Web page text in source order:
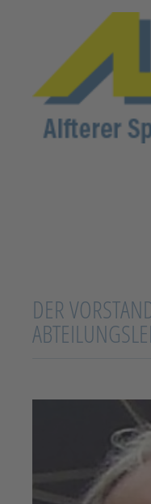
DER